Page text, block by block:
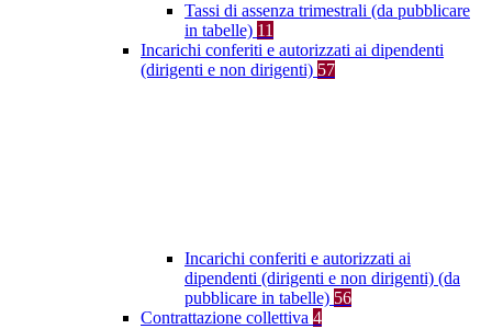
Tassi di assenza trimestrali (da pubblicare
in tabelle) 11
Incarichi conferiti e autorizzati ai dipendenti
(dirigenti e non dirigenti) 57
Incarichi conferiti e autorizzati ai
dipendenti (dirigenti e non dirigenti) (da
pubblicare in tabelle) 56
Contrattazione collettiva 4